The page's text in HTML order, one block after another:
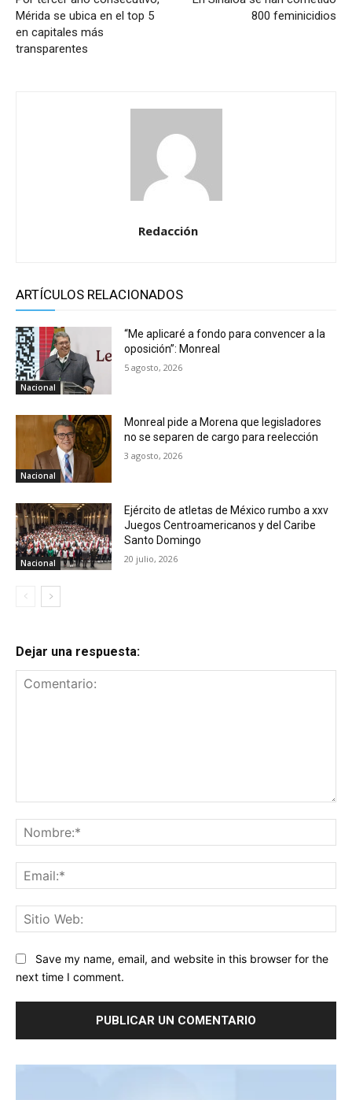
Mérida se ubica en el top 5
en capitales más
transparentes
800 feminicidios
Redacción
ARTÍCULOS RELACIONADOS
Nacional
“Me aplicaré a fondo para convencer a la
oposición”: Monreal
5 agosto, 2026
Nacional
Monreal pide a Morena que legisladores
no se separen de cargo para reelección
3 agosto, 2026
Nacional
Ejército de atletas de México rumbo a xxv
Juegos Centroamericanos y del Caribe
Santo Domingo
20 julio, 2026
Dejar una respuesta:
Save my name, email, and website in this browser for the
next time I comment.